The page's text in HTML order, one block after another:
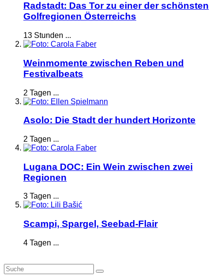
Radstadt: Das Tor zu einer der schönsten
Golfregionen Österreichs
13 Stunden ...
Weinmomente zwischen Reben und
Festivalbeats
2 Tagen ...
Asolo: Die Stadt der hundert Horizonte
2 Tagen ...
Lugana DOC: Ein Wein zwischen zwei
Regionen
3 Tagen ...
Scampi, Spargel, Seebad-Flair
4 Tagen ...